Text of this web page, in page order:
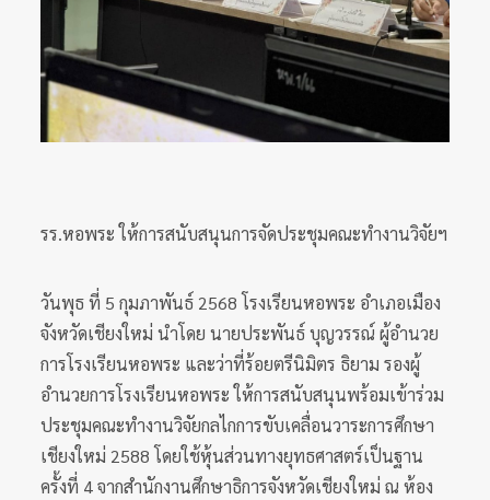
รร.หอพระ ให้การสนับสนุนการจัดประชุมคณะทำงานวิจัยฯ
วันพุธ ที่ 5 กุมภาพันธ์ 2568 โรงเรียนหอพระ อำเภอเมือง
จังหวัดเชียงใหม่ นำโดย นายประพันธ์ บุญวรรณ์ ผู้อำนวย
การโรงเรียนหอพระ และว่าที่ร้อยตรีนิมิตร ธิยาม รองผู้
อำนวยการโรงเรียนหอพระ ให้การสนับสนุนพร้อมเข้าร่วม
ประชุมคณะทำงานวิจัยกลไกการขับเคลื่อนวาระการศึกษา
เชียงใหม่ 2588 โดยใช้หุ้นส่วนทางยุทธศาสตร์เป็นฐาน
ครั้งที่ 4 จากสำนักงานศึกษาธิการจังหวัดเชียงใหม่ ณ ห้อง